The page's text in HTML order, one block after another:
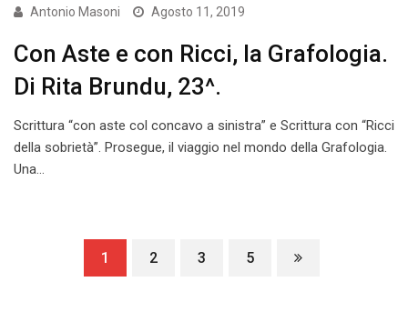
Antonio Masoni Agosto 11, 2019
Con Aste e con Ricci, la Grafologia.
Di Rita Brundu, 23^.
Scrittura “con aste col concavo a sinistra” e Scrittura con “Ricci
della sobrietà”. Prosegue, il viaggio nel mondo della Grafologia.
Una…
1 2 3 5